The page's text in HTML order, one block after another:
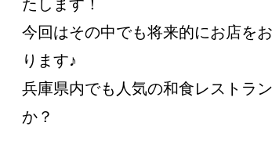
今回はその中でも将来的にお店を
ります♪
兵庫県内でも人気の和食レストラ
か？